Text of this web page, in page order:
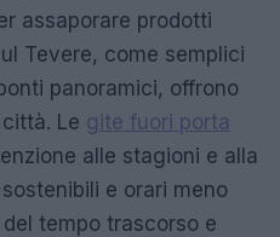
assaporare prodotti
Tevere, come semplici
panoramici, offrono
Le gite fuori porta
alle stagioni e alla
e orari meno
tempo trascorso e